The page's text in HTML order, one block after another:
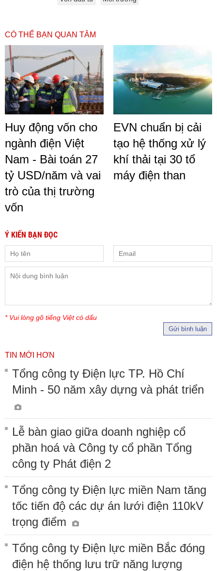
CÓ THỂ BẠN QUAN TÂM
Huy động vốn cho
ngành điện Việt
Nam - Bài toán 27
tỷ USD/năm và vai
trò của thị trường
vốn
EVN chuẩn bị cải
tạo hệ thống xử lý
khí thải tại 30 tổ
máy điện than
Ý KIẾN BẠN ĐỌC
* Vui lòng gõ tiếng Việt có dấu
Gửi bình luận
TIN MỚI HƠN
Tổng công ty Điện lực TP. Hồ Chí
Minh - 50 năm xây dựng và phát triển
Lễ bàn giao giữa doanh nghiệp cổ
phần hoá và Công ty cổ phần Tổng
công ty Phát điện 2
Tổng công ty Điện lực miền Nam tăng
tốc tiến độ các dự án lưới điện 110kV
trọng điểm
Tổng công ty Điện lực miền Bắc đóng
điện hệ thống lưu trữ năng lượng